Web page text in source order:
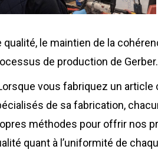
qualité, le maintien de la
de production de Gerber.
vous fabriquez un
de sa fabrication,
méthodes pour offrir nos
quant à l’uniformité de